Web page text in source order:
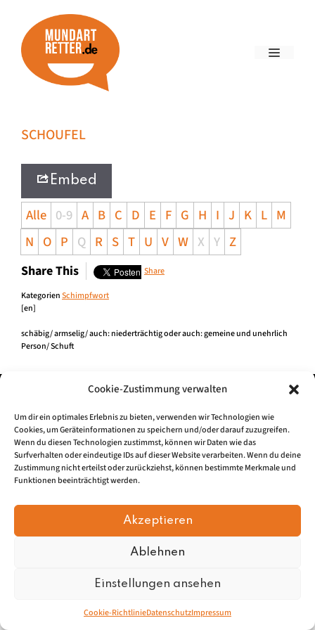
Cookie-Zustimmung verwalten
Um dir ein optimales Erlebnis zu bieten, verwenden wir Technologien wie
Cookies, um Geräteinformationen zu speichern und/oder darauf zuzugreifen.
Wenn du diesen Technologien zustimmst, können wir Daten wie das
Surfverhalten oder eindeutige IDs auf dieser Website verarbeiten. Wenn du deine
Zustimmung nicht erteilst oder zurückziehst, können bestimmte Merkmale und
Funktionen beeinträchtigt werden.
Akzeptieren
Ablehnen
Einstellungen ansehen
Cookie-RichtlinieDatenschutzImpressum
SCHOUFEL
Embed
Alle 0-9 A B C D E F G H I J K L M
N O P Q R S T U V W X Y Z
Share This Share
KategorienSchimpfwort
[en]
schäbig/ armselig/ auch: niederträchtig oder auch: gemeine und unehrlich
Person/ Schuft
Impressum|Datenschutz
© 2026, Mundartretter.de